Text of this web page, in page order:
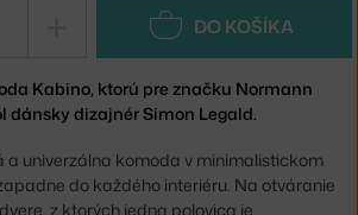
DO KOŠÍKA
Kabino, ktorú pre značku Normann
dánsky dizajnér Simon Legald.
a univerzálna komoda v minimalistickom
do každého interiéru. Na otváranie
z ktorých jedna polovica je